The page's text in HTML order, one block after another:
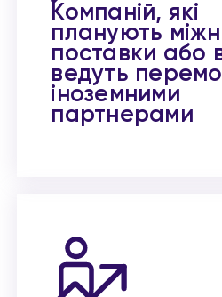
Компаній, які
планують
поставки або
ведуть
іноземними
партнерами